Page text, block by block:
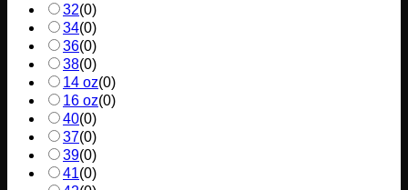
32(0)
34(0)
36(0)
38(0)
14 oz(0)
16 oz(0)
40(0)
37(0)
39(0)
41(0)